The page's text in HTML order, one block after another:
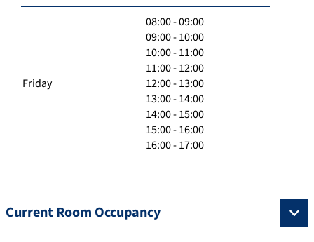
Friday
08:00 - 09:00
09:00 - 10:00
10:00 - 11:00
11:00 - 12:00
12:00 - 13:00
13:00 - 14:00
14:00 - 15:00
15:00 - 16:00
16:00 - 17:00
Current Room Occupancy